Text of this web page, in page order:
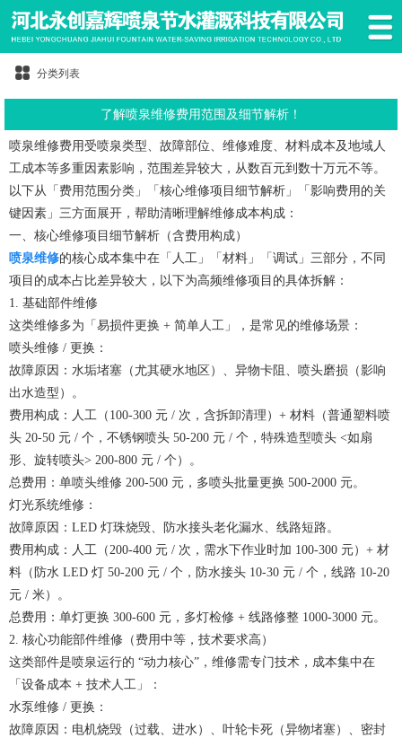
分类列表
了解喷泉维修费用范围及细节解析！
喷泉维修费用受喷泉类型、故障部位、维修难度、材料成本及地域人
工成本等多重因素影响，范围差异较大，从数百元到数十万元不等。
以下从「费用范围分类」「核心维修项目细节解析」「影响费用的关
键因素」三方面展开，帮助清晰理解维修成本构成：
一、核心维修项目细节解析（含费用构成）
喷泉维修的核心成本集中在「人工」「材料」「调试」三部分，不同
项目的成本占比差异较大，以下为高频维修项目的具体拆解：
1. 基础部件维修
这类维修多为「易损件更换 + 简单人工」，是常见的维修场景：
喷头维修 / 更换：
故障原因：水垢堵塞（尤其硬水地区）、异物卡阻、喷头磨损（影响
出水造型）。
费用构成：人工（100-300 元 / 次，含拆卸清理）+ 材料（普通塑料喷
头 20-50 元 / 个，不锈钢喷头 50-200 元 / 个，特殊造型喷头 <如扇
形、旋转喷头> 200-800 元 / 个）。
总费用：单喷头维修 200-500 元，多喷头批量更换 500-2000 元。
灯光系统维修：
故障原因：LED 灯珠烧毁、防水接头老化漏水、线路短路。
费用构成：人工（200-400 元 / 次，需水下作业时加 100-300 元）+ 材
料（防水 LED 灯 50-200 元 / 个，防水接头 10-30 元 / 个，线路 10-20
元 / 米）。
总费用：单灯更换 300-600 元，多灯检修 + 线路修整 1000-3000 元。
2. 核心功能部件维修（费用中等，技术要求高）
这类部件是喷泉运行的 “动力核心”，维修需专门技术，成本集中在
「设备成本 + 技术人工」：
水泵维修 / 更换：
故障原因：电机烧毁（过载、进水）、叶轮卡死（异物堵塞）、密封